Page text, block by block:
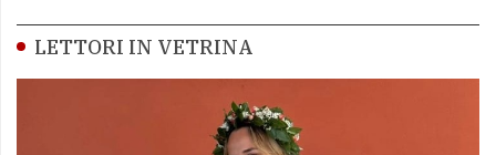
LETTORI IN VETRINA